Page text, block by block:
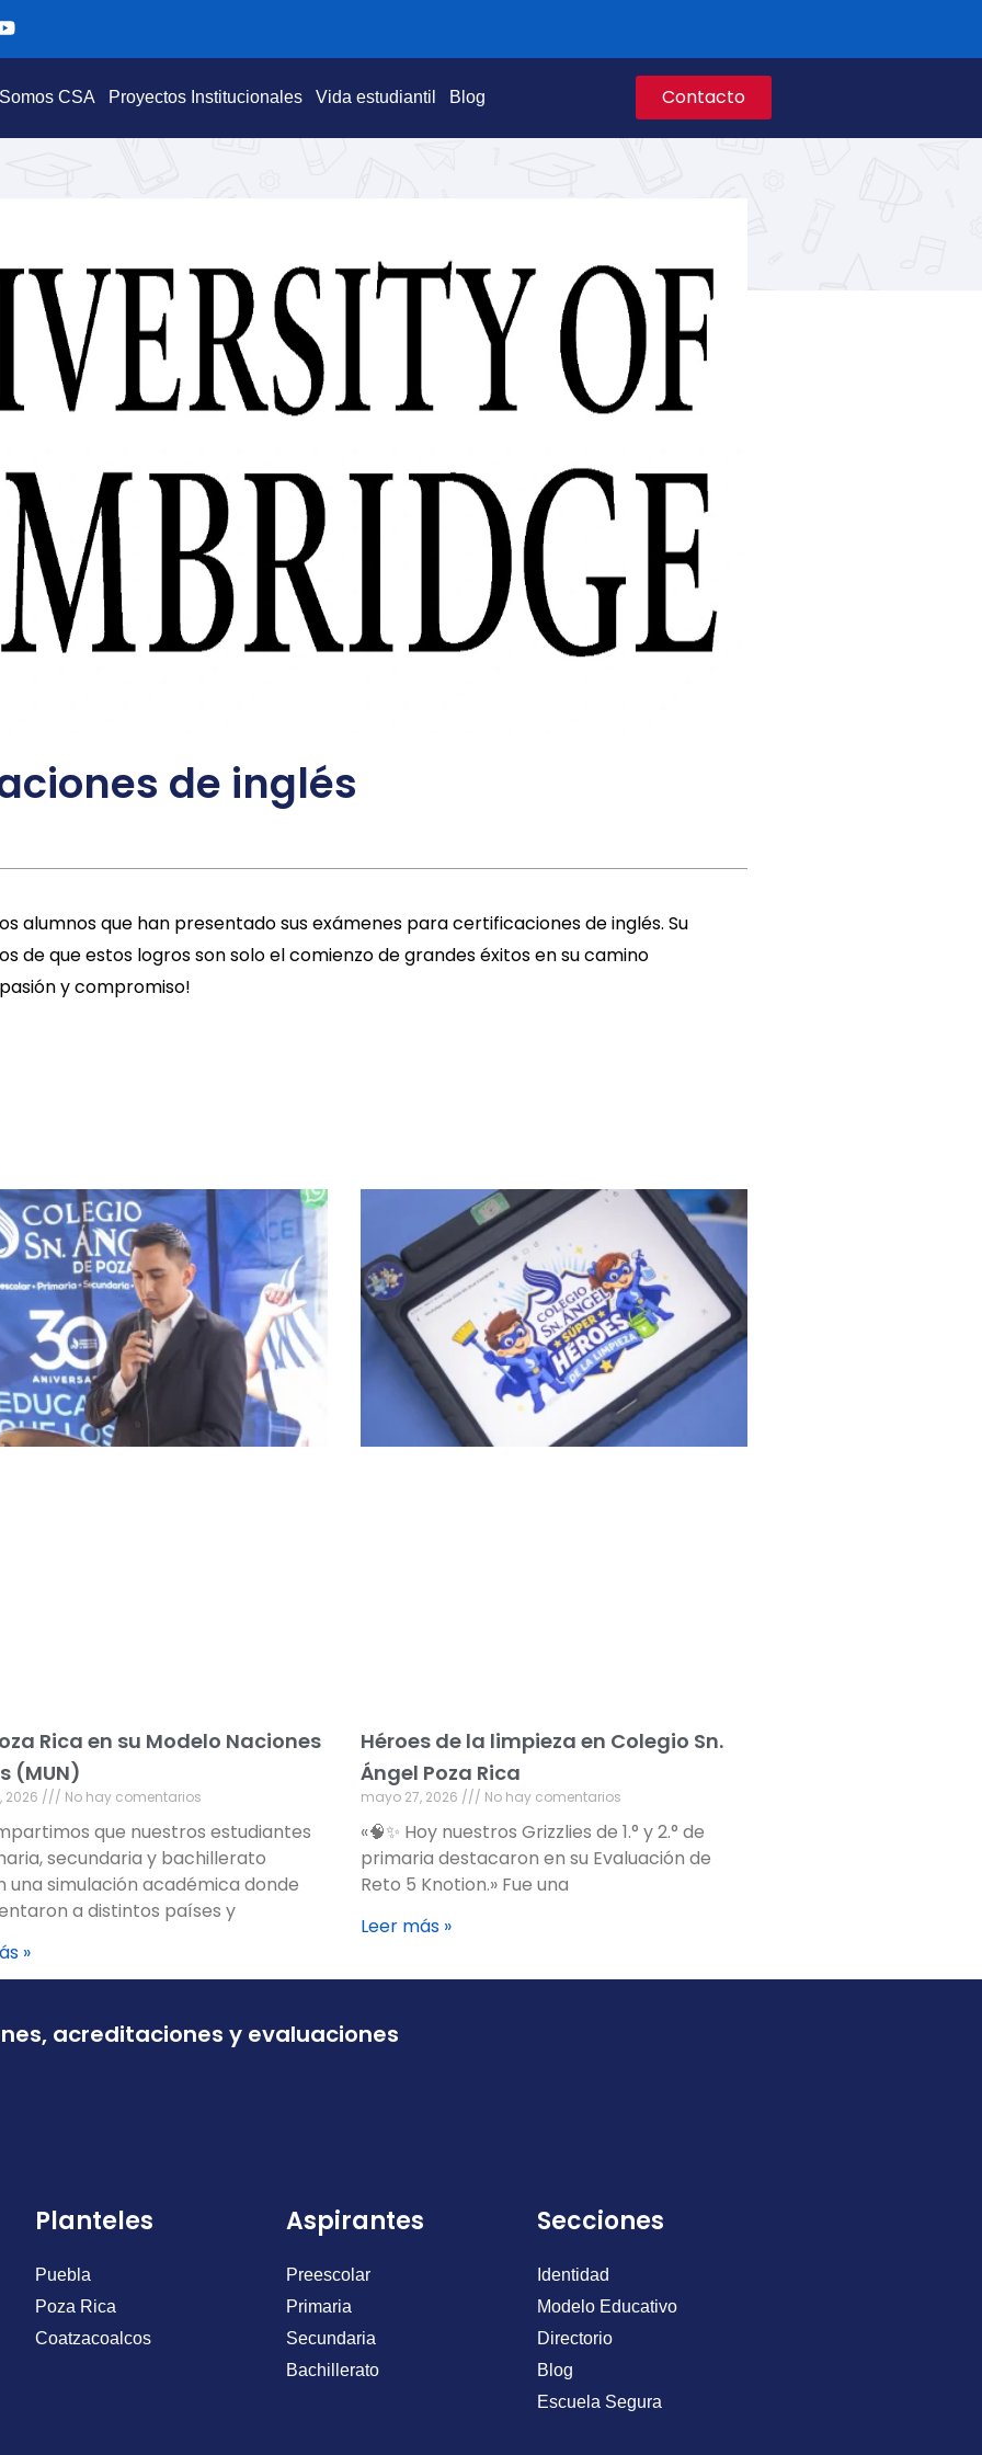
Y
o
u
u
e
Somos CSA Proyectos Institucionales Vida estudiantil Blog Contacto
de inglés
alumnos que han presentado sus exámenes para certificaciones de inglés. Su
de que estos logros son solo el comienzo de grandes éxitos en su camino
y compromiso!
Rica en su Modelo Naciones
(MUN)
2026 No hay comentarios
que nuestros estudiantes
secundaria y bachillerato
una simulación académica donde
a distintos países y
»
Héroes de la limpieza en Colegio Sn.
Ángel Poza Rica
mayo 27, 2026 No hay comentarios
«🧠✨ Hoy nuestros Grizzlies de 1.° y 2.° de
primaria destacaron en su Evaluación de
Reto 5 Knotion.» Fue una
Leer más »
acreditaciones y evaluaciones
Planteles
Puebla
Poza Rica
Coatzacoalcos
Aspirantes
Preescolar
Primaria
Secundaria
Bachillerato
Secciones
Identidad
Modelo Educativo
Directorio
Blog
Escuela Segura